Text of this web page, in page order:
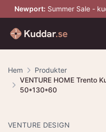
Newport: Summer Sale -
Kuddar.se
Hem
Produkter
VENTURE HOME Trento
50*130*60
VENTURE DESIGN